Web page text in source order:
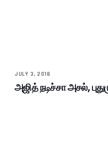
JULY 3, 2018
அஜித் நடிச்சா அசல்,